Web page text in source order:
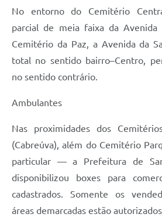
No entorno do Cemitério
parcial de meia faixa da Avenida
Cemitério da Paz, a Avenida da
total no sentido bairro–Centro,
no sentido contrário.
Ambulantes
Nas proximidades dos
(Cabreúva), além do Cemitério
particular — a Prefeitura de
disponibilizou boxes para
cadastrados. Somente os
áreas demarcadas estão